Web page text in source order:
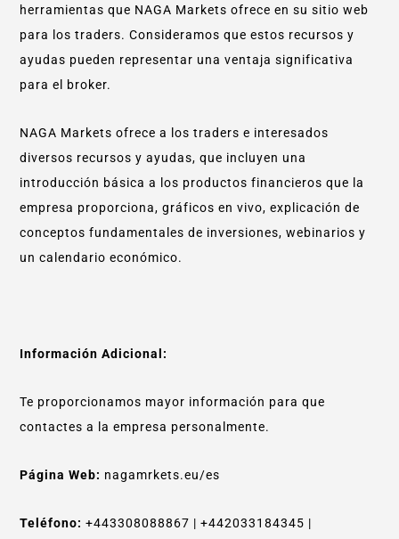
herramientas que NAGA Markets ofrece en su sitio web
para los traders. Consideramos que estos recursos y
ayudas pueden representar una ventaja significativa
para el broker.
NAGA Markets ofrece a los traders e interesados
diversos recursos y ayudas, que incluyen una
introducción básica a los productos financieros que la
empresa proporciona, gráficos en vivo, explicación de
conceptos fundamentales de inversiones, webinarios y
un calendario económico.
Información Adicional:
Te proporcionamos mayor información para que
contactes a la empresa personalmente.
Página Web: nagamrkets.eu/es
Teléfono: +443308088867 | +442033184345 |